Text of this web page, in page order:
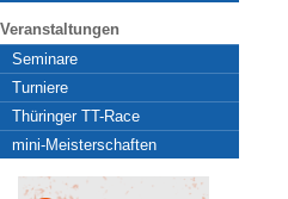
Veranstaltungen
Seminare
Turniere
Thüringer TT-Race
mini-Meisterschaften